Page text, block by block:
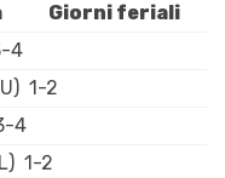
Giorni feriali
4
1-2
4
1-2